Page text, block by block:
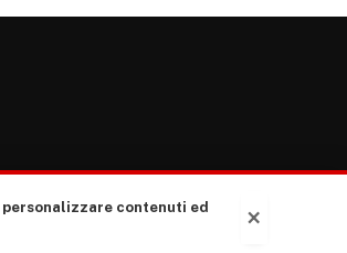
×
personalizzare contenuti ed